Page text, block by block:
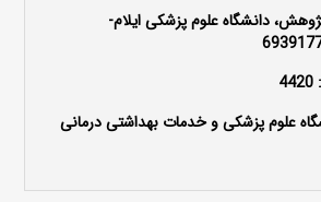
دانشگاه علوم پزشکی ایلام-
علوم پزشکی و خدمات بهداشتی درمانی